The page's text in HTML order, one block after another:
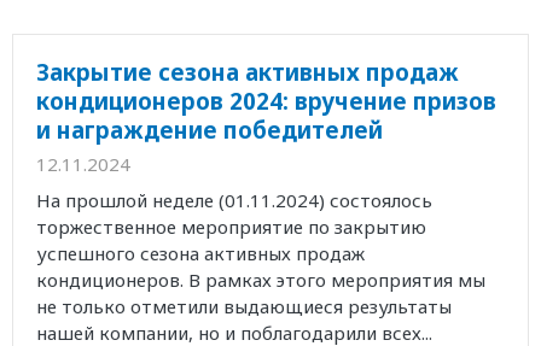
Закрытие сезона активных продаж
кондиционеров 2024: вручение призов
и награждение победителей
12.11.2024
На прошлой неделе (01.11.2024) состоялось
торжественное мероприятие по закрытию
успешного сезона активных продаж
кондиционеров. В рамках этого мероприятия мы
не только отметили выдающиеся результаты
нашей компании, но и поблагодарили всех...